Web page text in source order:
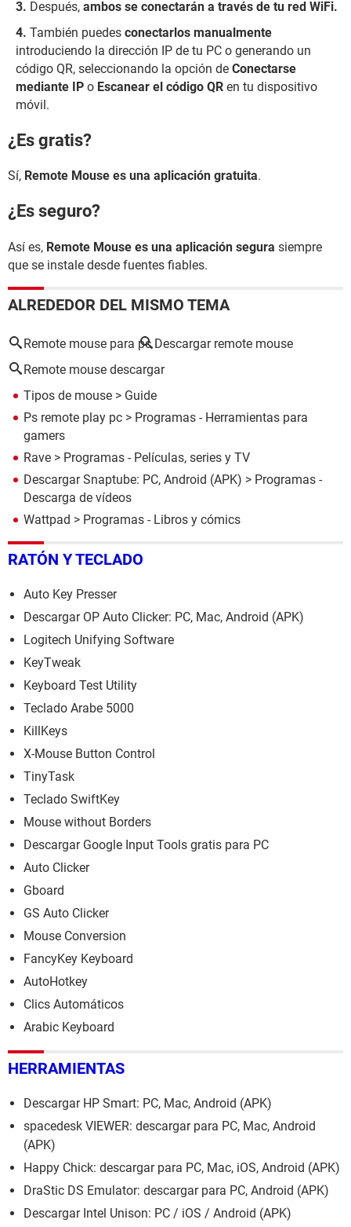
Después, ambos se conectarán a través de tu red WiFi.
También puedes conectarlos manualmente
introduciendo la dirección IP de tu PC o generando un
código QR, seleccionando la opción de Conectarse
mediante IP o Escanear el código QR en tu dispositivo
móvil.
¿Es gratis?
Sí, Remote Mouse es una aplicación gratuita.
¿Es seguro?
Así es, Remote Mouse es una aplicación segura siempre
que se instale desde fuentes fiables.
ALREDEDOR DEL MISMO TEMA
Remote mouse para pc Descargar remote mouse
Remote mouse descargar
Tipos de mouse > Guide
Ps remote play pc > Programas - Herramientas para
gamers
Rave > Programas - Películas, series y TV
Descargar Snaptube: PC, Android (APK) > Programas -
Descarga de vídeos
Wattpad > Programas - Libros y cómics
RATÓN Y TECLADO
Auto Key Presser
Descargar OP Auto Clicker: PC, Mac, Android (APK)
Logitech Unifying Software
KeyTweak
Keyboard Test Utility
Teclado Arabe 5000
KillKeys
X-Mouse Button Control
TinyTask
Teclado SwiftKey
Mouse without Borders
Descargar Google Input Tools gratis para PC
Auto Clicker
Gboard
GS Auto Clicker
Mouse Conversion
FancyKey Keyboard
AutoHotkey
Clics Automáticos
Arabic Keyboard
HERRAMIENTAS
Descargar HP Smart: PC, Mac, Android (APK)
spacedesk VIEWER: descargar para PC, Mac, Android
(APK)
Happy Chick: descargar para PC, Mac, iOS, Android (APK)
DraStic DS Emulator: descargar para PC, Android (APK)
Descargar Intel Unison: PC / iOS / Android (APK)